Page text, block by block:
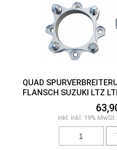
QUAD
FLANSCH SUZUKI LTZ
inkl. inkl. 19%